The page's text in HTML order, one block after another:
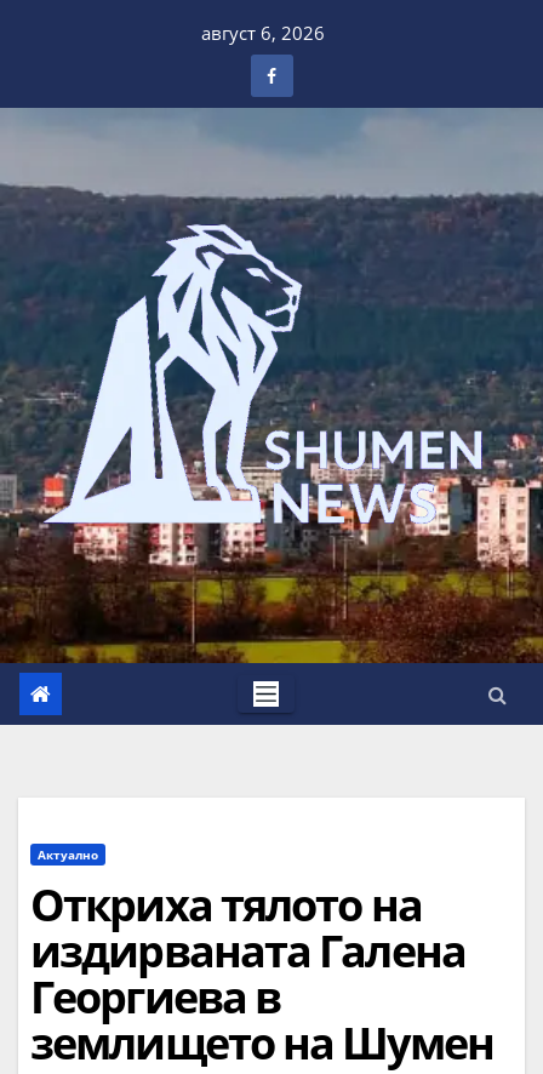
август 6, 2026
Актуално
Откриха тялото на
издирваната Галена
Георгиева в
землището на Шумен